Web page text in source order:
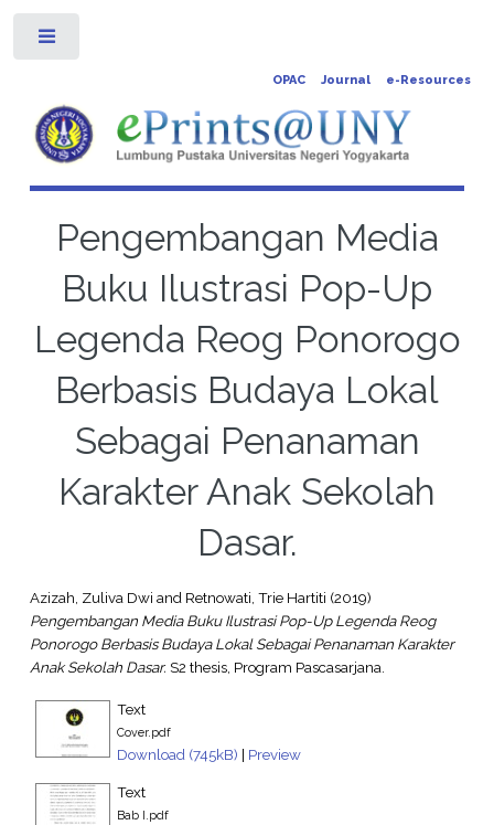
OPAC Journal e-Resources
Pengembangan Media
Buku Ilustrasi Pop-Up
Legenda Reog Ponorogo
Berbasis Budaya Lokal
Sebagai Penanaman
Karakter Anak Sekolah
Dasar.
Azizah, Zuliva Dwi and Retnowati, Trie Hartiti (2019)
Pengembangan Media Buku Ilustrasi Pop-Up Legenda Reog
Ponorogo Berbasis Budaya Lokal Sebagai Penanaman Karakter
Anak Sekolah Dasar. S2 thesis, Program Pascasarjana.
Text
Cover.pdf
Download (745kB) | Preview
Text
Bab I.pdf